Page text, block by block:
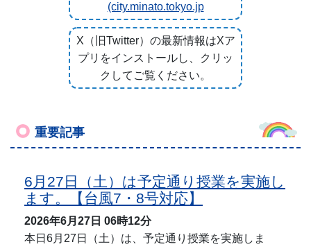
(city.minato.tokyo.jp
X（旧Twitter）の最新情報はXア
プリをインストールし、クリッ
クしてご覧ください。
重要記事
6月27日（土）は予定通り授業を実施し
ます。【台風7・8号対応】
2026年6月27日 06時12分
本日6月27日（土）は、予定通り授業を実施しま